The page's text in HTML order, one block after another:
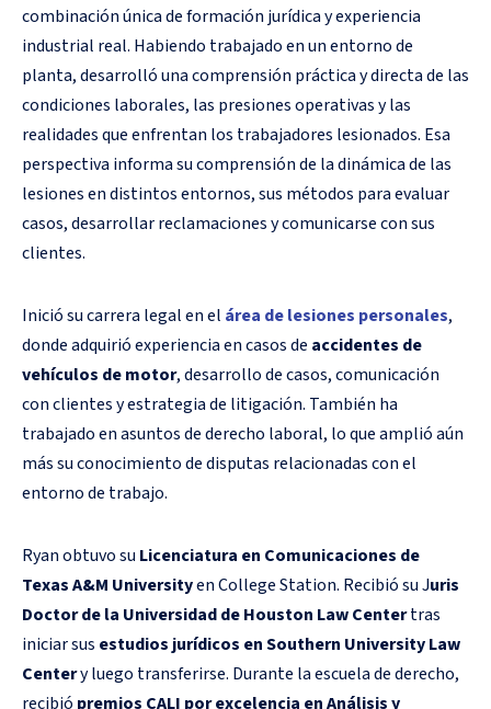
combinación única de formación jurídica y experiencia
industrial real. Habiendo trabajado en un entorno de
planta, desarrolló una comprensión práctica y directa de las
condiciones laborales, las presiones operativas y las
realidades que enfrentan los trabajadores lesionados. Esa
perspectiva informa su comprensión de la dinámica de las
lesiones en distintos entornos, sus métodos para evaluar
casos, desarrollar reclamaciones y comunicarse con sus
clientes.
Inició su carrera legal en el área de lesiones personales,
donde adquirió experiencia en casos de accidentes de
vehículos de motor, desarrollo de casos, comunicación
con clientes y estrategia de litigación. También ha
trabajado en asuntos de derecho laboral, lo que amplió aún
más su conocimiento de disputas relacionadas con el
entorno de trabajo.
Ryan obtuvo su Licenciatura en Comunicaciones de
Texas A&M Universityen College Station. Recibió su Juris
Doctor de la Universidad de Houston Law Centertras
iniciar sus estudios jurídicos en Southern University Law
Centery luego transferirse. Durante la escuela de derecho,
recibió premios CALI por excelencia en Análisis y